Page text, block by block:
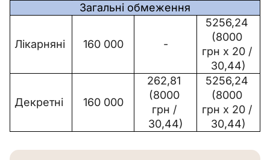
Загальні обмеження
Лікарняні 160 000 -
5256,24
(8000
грн х 20 /
30,44)
Декретні 160 000
262,81
(8000
грн /
30,44)
5256,24
(8000
грн х 20 /
30,44)